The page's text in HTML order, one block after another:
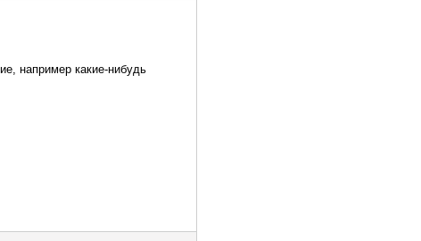
например какие-нибудь